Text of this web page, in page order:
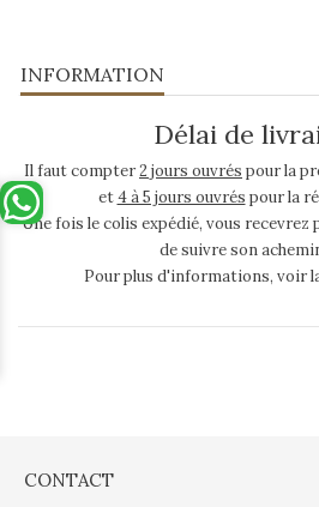
INFORMATION
Délai de
Il faut compter2 jours ouvrés pour la
et4 à 5 jours ouvrés pour la
Une fois le colis expédié, vous recevrez
de suivre son
Pour plus d'informations, voir
CONTACT